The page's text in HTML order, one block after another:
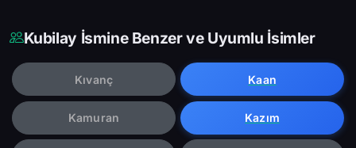
Kubilay İsmine Benzer ve Uyumlu İsimler
Kıvanç Kaan
Kamuran Kazım